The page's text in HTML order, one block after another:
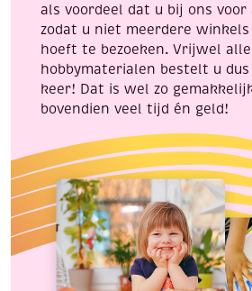
als voordeel dat u bij ons voor
zodat u niet meerdere
hoeft te bezoeken. Vrijwel alle
hobbymaterialen bestelt u
keer! Dat is wel zo
bovendien veel tijd én geld!